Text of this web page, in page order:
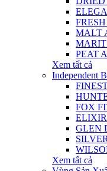
MALT
PEAT
Xem tất cả
Independent
FOX
GLEN
Xem tất cả